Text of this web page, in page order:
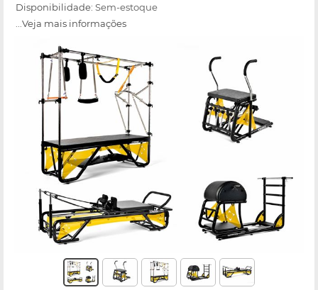
Disponibilidade: Sem-estoque
...Veja mais informações